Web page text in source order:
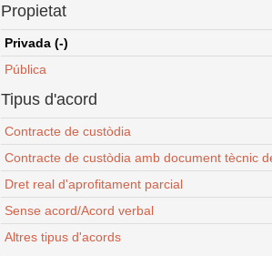
Propietat
Privada (-)
Pública
Tipus d'acord
Contracte de custòdia
Contracte de custòdia amb document tècnic
Dret real d'aprofitament parcial
Sense acord/Acord verbal
Altres tipus d'acords